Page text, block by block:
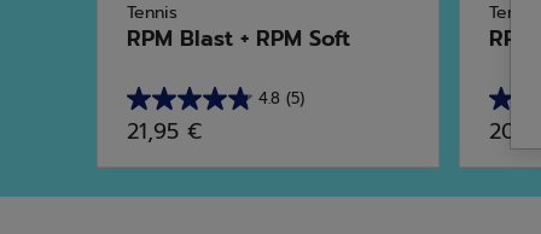
Tennis
RPM Blast + RPM Soft
4.8 (5)
4.8
sur
5
étoiles.
21,95 €
Tennis
4.7
sur
5